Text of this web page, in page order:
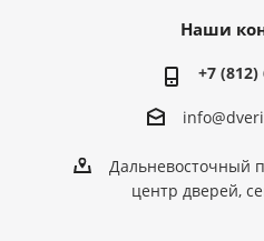
Наши
+7 (812)
info@dver
Дальневосточный
центр дверей,